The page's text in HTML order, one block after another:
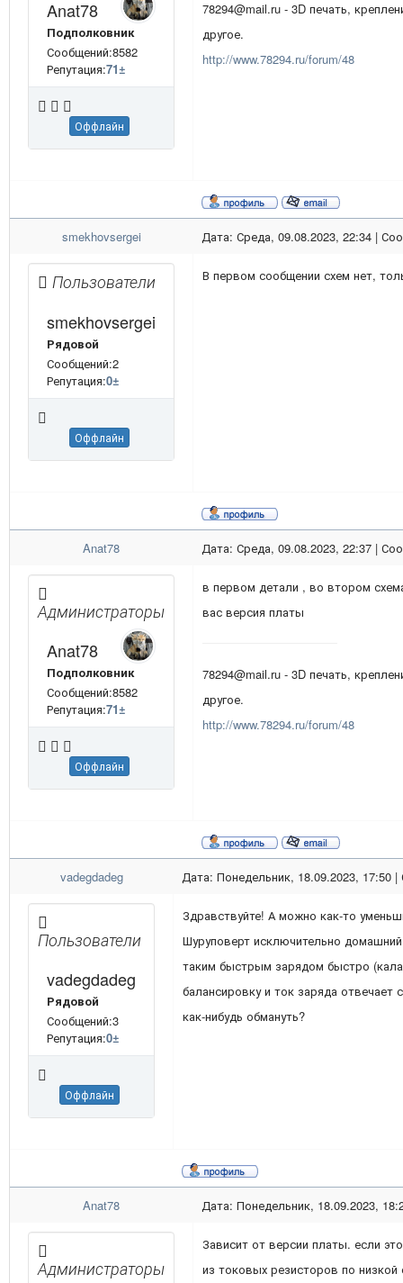
Anat78
Подполковник
Сообщений:8582
Репутация:71±
Оффлайн
78294@mail.ru - 3D печать,
другое.
http://www.78294.ru/forum/48
smekhovsergei Дата: Среда, 09.08.2023, 22:34 |
Пользователи
smekhovsergei
Рядовой
Сообщений:2
Репутация:0±
Оффлайн
В первом сообщении схем нет,
Anat78 Дата: Среда, 09.08.2023, 22:37 |
Администраторы
Anat78
Подполковник
Сообщений:8582
Репутация:71±
Оффлайн
в первом детали , во втором
вас версия платы
78294@mail.ru - 3D печать,
другое.
http://www.78294.ru/forum/48
vadegdadeg Дата: Понедельник, 18.09.2023, 17:50
Пользователи
vadegdadeg
Рядовой
Сообщений:3
Репутация:0±
Оффлайн
Здравствуйте! А можно как-то
Шуруповерт исключительно
таким быстрым зарядом быстро
балансировку и ток заряда
как-нибудь обмануть?
Anat78 Дата: Понедельник, 18.09.2023,
Администраторы
Зависит от версии платы. если
из токовых резисторов по низкой